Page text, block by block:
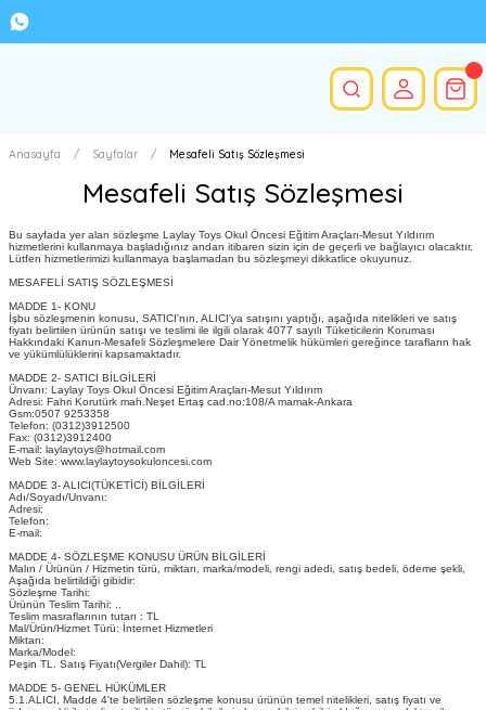
Anasayfa Sayfalar Mesafeli Satış Sözleşmesi
Mesafeli Satış Sözleşmesi
Bu sayfada yer alan sözleşme Laylay Toys Okul Öncesi Eğitim Araçları-Mesut Yıldırım
hizmetlerini kullanmaya başladığınız andan itibaren sizin için de geçerli ve bağlayıcı olacaktır.
Lütfen hizmetlerimizi kullanmaya başlamadan bu sözleşmeyi dikkatlice okuyunuz.
MESAFELİ SATIŞ SÖZLEŞMESİ
MADDE 1- KONU
İşbu sözleşmenin konusu, SATICI'nın, ALICI'ya satışını yaptığı, aşağıda nitelikleri ve satış
fiyatı belirtilen ürünün satışı ve teslimi ile ilgili olarak 4077 sayılı Tüketicilerin Koruması
Hakkındaki Kanun-Mesafeli Sözleşmelere Dair Yönetmelik hükümleri gereğince tarafların hak
ve yükümlülüklerini kapsamaktadır.
MADDE 2- SATICI BİLGİLERİ
Ünvanı: Laylay Toys Okul Öncesi Eğitim Araçları-Mesut Yıldırım
Adresi: Fahri Korutürk mah.Neşet Ertaş cad.no:108/A mamak-Ankara
Gsm:0507 9253358
Telefon: (0312)3912500
Fax: (0312)3912400
E-mail: laylaytoys@hotmail.com
Web Site: www.laylaytoysokuloncesi.com
MADDE 3- ALICI(TÜKETİCİ) BİLGİLERİ
Adı/Soyadı/Unvanı:
Adresi:
Telefon:
E-mail:
MADDE 4- SÖZLEŞME KONUSU ÜRÜN BİLGİLERİ
Malın / Ürünün / Hizmetin türü, miktarı, marka/modeli, rengi adedi, satış bedeli, ödeme şekli,
Aşağıda belirtildiği gibidir:
Sözleşme Tarihi:
Ürünün Teslim Tarihi: ..
Teslim masraflarının tutarı : TL
Mal/Ürün/Hizmet Türü: İnternet Hizmetleri
Miktarı:
Marka/Model:
Peşin TL. Satış Fiyatı(Vergiler Dahil): TL
MADDE 5- GENEL HÜKÜMLER
5.1.ALICI, Madde 4'te belirtilen sözleşme konusu ürünün temel nitelikleri, satış fiyatı ve